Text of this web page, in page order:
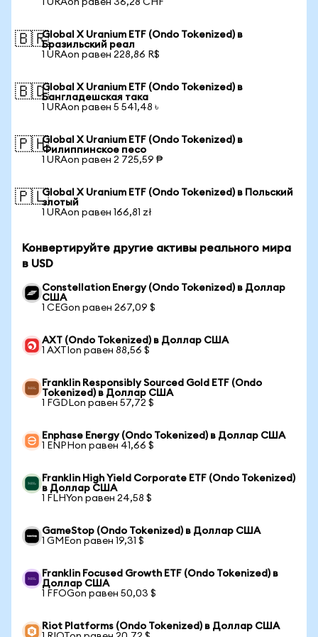
1 URAon равен 36,28 CHF
🇧🇷Global X Uranium ETF (Ondo Tokenized) в
Бразильский реал
1 URAon равен 228,86 R$
🇧🇩Global X Uranium ETF (Ondo Tokenized) в
Бангладешская така
1 URAon равен 5 541,48 ৳
🇵🇭Global X Uranium ETF (Ondo Tokenized) в
Филиппинское песо
1 URAon равен 2 725,59 ₱
🇵🇱Global X Uranium ETF (Ondo Tokenized) в Польский
злотый
1 URAon равен 166,81 zł
Конвертируйте другие активы реального мира
в USD
Constellation Energy (Ondo Tokenized) в Доллар
США
1 CEGon равен 267,09 $
AXT (Ondo Tokenized) в Доллар США
1 AXTIon равен 88,56 $
Franklin Responsibly Sourced Gold ETF (Ondo
Tokenized) в Доллар США
1 FGDLon равен 57,72 $
Enphase Energy (Ondo Tokenized) в Доллар США
1 ENPHon равен 41,66 $
Franklin High Yield Corporate ETF (Ondo Tokenized)
в Доллар США
1 FLHYon равен 24,58 $
GameStop (Ondo Tokenized) в Доллар США
1 GMEon равен 19,31 $
Franklin Focused Growth ETF (Ondo Tokenized) в
Доллар США
1 FFOGon равен 50,03 $
Riot Platforms (Ondo Tokenized) в Доллар США